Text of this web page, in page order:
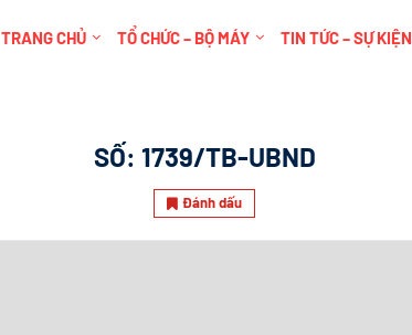
TRANG CHỦ TỔ CHỨC – BỘ MÁY TIN TỨC – SỰ KIỆN
SỐ: 1739/TB-UBND
Đánh dấu